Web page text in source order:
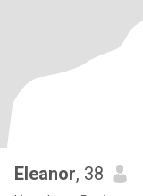
Eleanor, 38